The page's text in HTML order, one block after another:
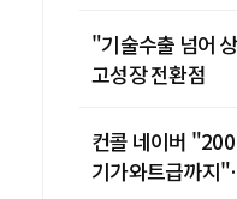
"기술수출 넘어
고성장 전환점
컨콜 네이버
기가와트급까지